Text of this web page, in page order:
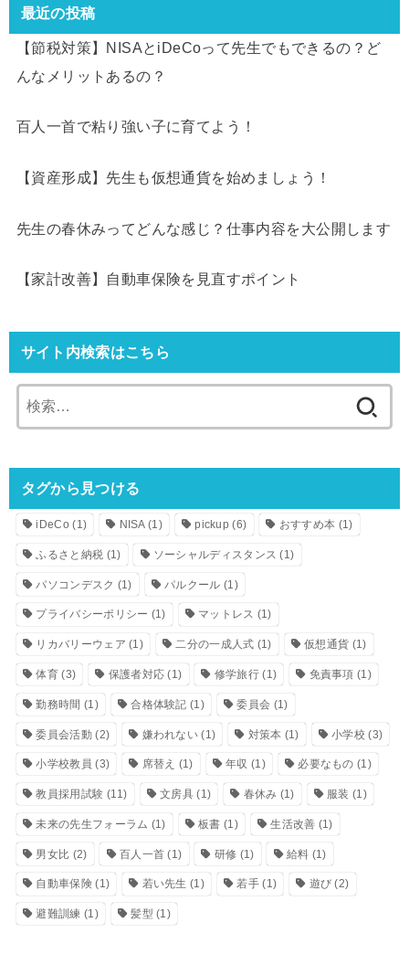
最近の投稿
【節税対策】NISAとiDeCoって先生でもできるの？ど
んなメリットあるの？
百人一首で粘り強い子に育てよう！
【資産形成】先生も仮想通貨を始めましょう！
先生の春休みってどんな感じ？仕事内容を大公開します
【家計改善】自動車保険を見直すポイント
サイト内検索はこちら
索:
タグから見つける
iDeCo (1) NISA(1) pickup (6) おすすめ本 (1)
ふるさと納税 (1) ソーシャルディスタンス (1)
パソコンデスク (1) パルクール (1)
プライバシーポリシー (1) マットレス (1)
リカバリーウェア (1) 二分の一成人式 (1) 仮想通貨 (1)
体育 (3) 保護者対応 (1) 修学旅行(1) 免責事項 (1)
勤務時間 (1) 合格体験記 (1) 委員会 (1)
委員会活動(2) 嫌われない (1) 対策本 (1) 小学校 (3)
小学校教員 (3) 席替え (1) 年収 (1) 必要なもの (1)
教員採用試験 (11) 文房具 (1) 春休み (1) 服装 (1)
未来の先生フォーラム (1) 板書 (1) 生活改善 (1)
男女比 (2) 百人一首 (1) 研修 (1) 給料 (1)
自動車保険(1) 若い先生 (1) 若手(1) 遊び (2)
避難訓練 (1) 髪型 (1)